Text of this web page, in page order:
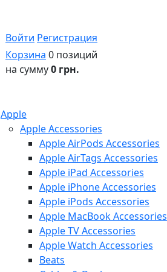
Войти Регистрация
Корзина 0 позиций
на сумму0 грн.
Apple
Apple Accessories
Apple AirPods Accessories
Apple AirTags Accessories
Apple iPad Accessories
Apple iPhone Accessories
Apple iPods Accessories
Apple MacBook Accessories
Apple TV Accessories
Apple Watch Accessories
Beats